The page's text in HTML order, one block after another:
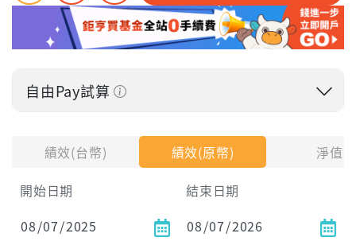
績效(台幣) 績效(原幣)
淨值
開始日期
結束日期
自由Pay試算
每月Pay出方式
依金額
依比例